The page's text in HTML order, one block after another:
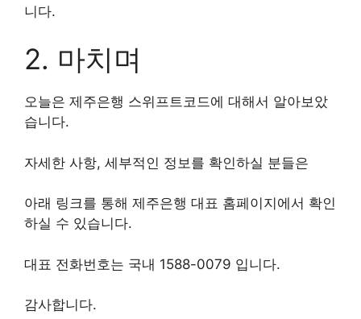
니다.
2. 마치며
오늘은 제주은행 스위프트코드에 대해서 알아보았
습니다.
자세한 사항, 세부적인 정보를 확인하실 분들은
아래 링크를 통해 제주은행 대표 홈페이지에서 확인
하실 수 있습니다.
대표 전화번호는 국내 1588-0079 입니다.
감사합니다.